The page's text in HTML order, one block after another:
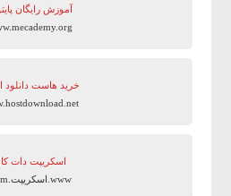
آموزش رایگان
خرید هاست دانلود
اسکریپت دات
www.اسکریپت.com